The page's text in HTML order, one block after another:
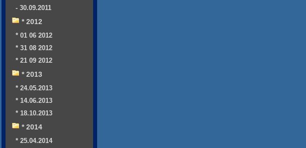
- 30.09.2011
* 2012
* 01 06 2012
* 31 08 2012
* 21 09 2012
* 2013
* 24.05.2013
* 14.06.2013
* 18.10.2013
* 2014
* 25.04.2014